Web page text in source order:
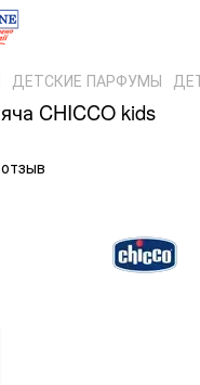
ДЕТСКИЕ ПАРФУМЫ
CHICCO kids